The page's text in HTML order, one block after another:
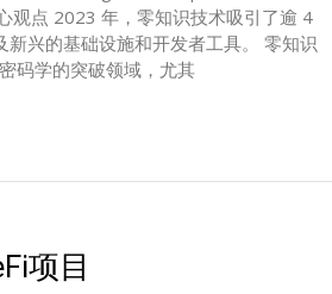
观点 2023 年，零知识技术吸引了逾 4
兴的基础设施和开发者工具。 零知识
码学的突破领域，尤其
项目